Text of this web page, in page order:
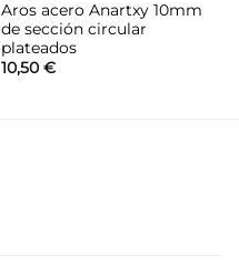
Aros acero Anartxy 10mm
de sección circular
plateados
10,50 €